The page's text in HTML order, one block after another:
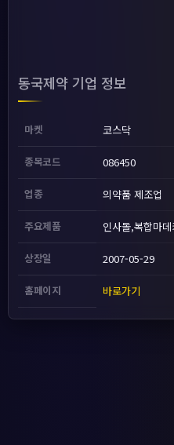
동국제약 기업 정보
마켓 코스닥
종목코드 086450
업종 의약품 제조업
주요제품 인사돌,복합마
상장일 2007-05-29
홈페이지 바로가기